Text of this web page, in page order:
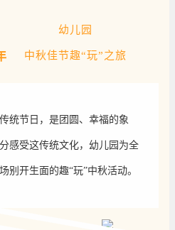
幼儿园
中秋佳节趣“玩”之旅
统节日，是团圆、幸福的象
感受这传统文化，幼儿园为全
别开生面的趣“玩”中秋活动。